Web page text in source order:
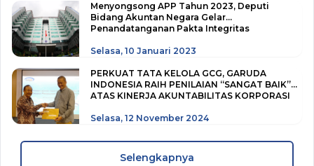
Menyongsong APP Tahun 2023, Deputi
Bidang Akuntan Negara Gelar
Penandatanganan Pakta Integritas
Selasa, 10 Januari 2023
PERKUAT TATA KELOLA GCG, GARUDA
INDONESIA RAIH PENILAIAN “SANGAT BAIK”
ATAS KINERJA AKUNTABILITAS KORPORASI
Selasa, 12 November 2024
Selengkapnya